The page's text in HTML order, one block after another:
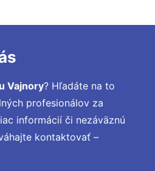
Vajnory? Hľadáte na to
profesionálov za
informácií či nezáväznú
kontaktovať –